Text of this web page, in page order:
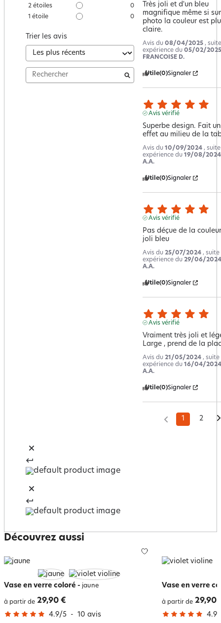
2 étoiles
0
1 étoile 0
Trier les avis
Très joli et d'un bleu
magnifique même si
photo la couleur est
claire.
Avis du 08/04/2025 ,
expérience du 05/02/2025
FRANCOISE D.
Utile(0)Signaler
Avis vérifié
Superbe design. Fait
effet au milieu de la
Avis du 10/09/2024 ,
expérience du 19/08/2024
A.A.
Utile(0)Signaler
Avis vérifié
Pas déçue de la
joli bleu
Avis du 25/07/2024 , suite
expérience du 29/06/2024
A.A.
Utile(0)Signaler
Avis vérifié
Vraiment très joli et
Large , prend de la
Avis du 21/05/2024 , suite
expérience du 16/04/2024
A.A.
Utile(0)Signaler
1 2
Découvrez aussi
Vase en verre coloré - jaune
à partir de 29,90 €
4.9/5 - 10 avis
Vase en verre
à partir de 29,90
4.9